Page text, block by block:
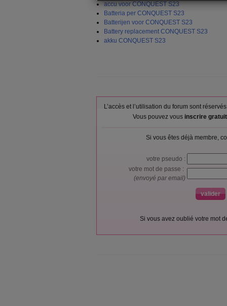
accu voor CONQUEST S23
Batteria per CONQUEST S23
Batterijen voor CONQUEST S23
Battery replacement CONQUEST S23
akku CONQUEST S23
L’accès et l’utilisation du forum sont
Vous pouvez vous inscrire
Si vous êtes déjà membre,
votre pseudo :
votre mot de passe :
(envoyé par email)
Si vous avez oublié votre mot